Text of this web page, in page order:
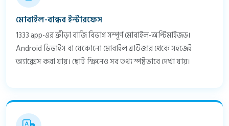
মোবাইল-বান্ধব ইন্টারফেস
1333 app-এর ক্রীড়া বাজি বিভাগ সম্পূর্ণ মোবাইল-অপ্টিমাইজড।
Android ডিভাইস বা যেকোনো মোবাইল ব্রাউজার থেকে সহজেই
অ্যাক্সেস করা যায়। ছোট স্ক্রিনেও সব তথ্য স্পষ্টভাবে দেখা যায়।